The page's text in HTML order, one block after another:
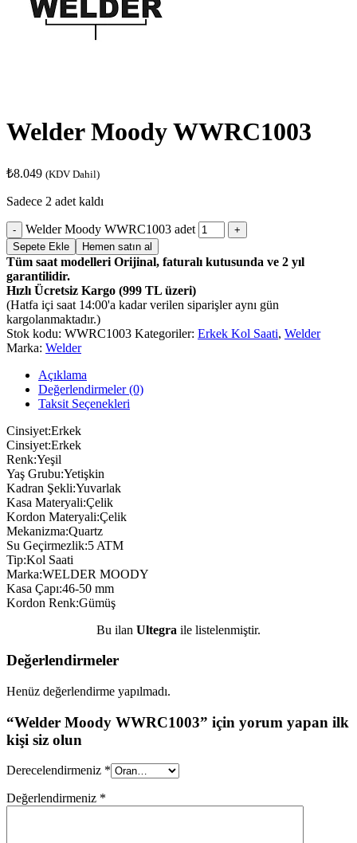
Welder Moody WWRC1003
₺8.049 (KDV Dahil)
Sadece 2 adet kaldı
Welder Moody WWRC1003 adet
Sepete Ekle Hemen satın al
Tüm saat modelleri Orijinal, faturalı kutusunda ve 2 yıl
garantilidir.
Hızlı Ücretsiz Kargo (999 TL üzeri)
(Hatfa içi saat 14:00'a kadar verilen siparişler aynı gün
kargolanmaktadır.)
Stok kodu: WWRC1003 Kategoriler: Erkek Kol Saati, Welder
Marka: Welder
Açıklama
Değerlendirmeler (0)
Taksit Seçenekleri
Cinsiyet:Erkek
Cinsiyet:Erkek
Renk:Yeşil
Yaş Grubu:Yetişkin
Kadran Şekli:Yuvarlak
Kasa Materyali:Çelik
Kordon Materyali:Çelik
Mekanizma:Quartz
Su Geçirmezlik:5 ATM
Tip:Kol Saati
Marka:WELDER MOODY
Kasa Çapı:46-50 mm
Kordon Renk:Gümüş
Bu ilan Ultegra ile listelenmiştir.
Değerlendirmeler
Henüz değerlendirme yapılmadı.
“Welder Moody WWRC1003” için yorum yapan ilk
kişi siz olun
Derecelendirmeniz *
Değerlendirmeniz *